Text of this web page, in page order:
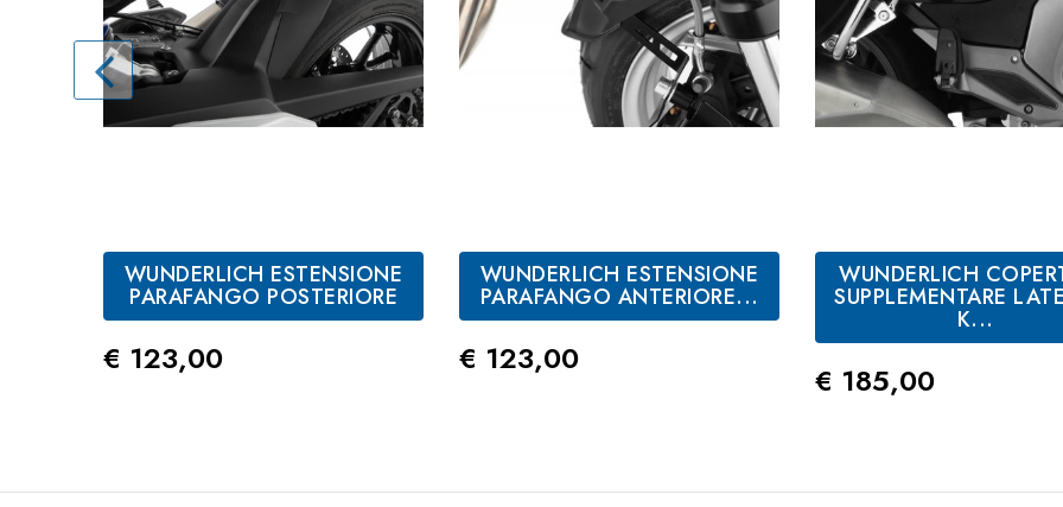
WUNDERLICH ESTENSIONE
PARAFANGO POSTERIORE
Prezzo
€ 123,00
WUNDERLICH ESTENSIONE
PARAFANGO ANTERIORE...
Prezzo
€ 123,00
WUNDERLICH
SUPPLEMENTARE
K...
Prezzo
€ 185,00